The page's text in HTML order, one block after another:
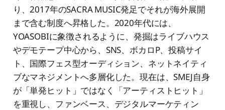
り、2017年のSACRA MUSIC発足でそれが海外展開
まで含む制度へ昇格した。2020年代には、
YOASOBIに象徴されるように、発掘はライブハウス
やデモテープ中心から、SNS、ボカロP、投稿サイ
ト、国際フェス型オーディション、ネットネイティ
ブなマネジメントへ多層化した。現在は、SMEJ自身
が「単発ヒット」ではなく「アーティストヒット」
を重視し、ファンベース、デジタルマーケティン